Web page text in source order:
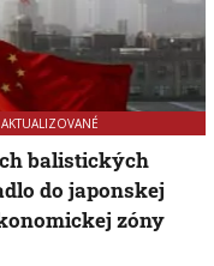
AKTUALIZOVANÉ
balistických
do japonskej
zóny